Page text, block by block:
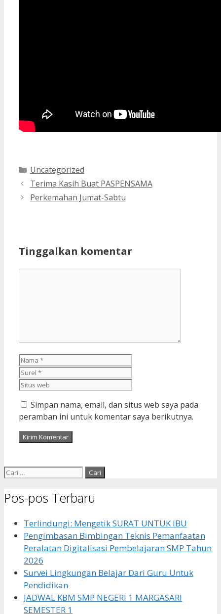
Kategori
Uncategorized
Terima Kasih Buat PASPENSAMA
Perkemahan Jumat-Sabtu
Tinggalkan komentar
Nama
Simpan nama, email, dan situs web saya pada
peramban ini untuk komentar saya berikutnya.
Cari
Pos-pos Terbaru
Terlindungi: Mengetik SURAT UNTUK IBU
Pengimbasan Bimbingan Teknis Pemanfaatan
Peralatan Digitalisasi Pembelajaran SMP Tahun
2026
Survei Lingkungan Belajar Dari Guru Untuk
Pendidikan
JADWAL KBM SMP NEGERI 1 MARGASARI
SEMESTER 1